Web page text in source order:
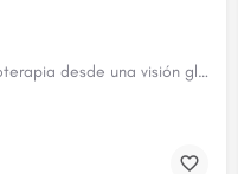
Tratamientos individualizados de fisioterapia desde una visión global